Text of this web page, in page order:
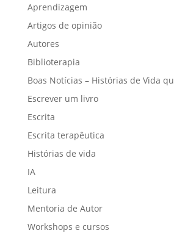
Aprendizagem
Artigos de opinião
Autores
Biblioterapia
Boas Notícias – Histórias de Vida
Escrever um livro
Escrita
Escrita terapêutica
Histórias de vida
IA
Leitura
Mentoria de Autor
Workshops e cursos